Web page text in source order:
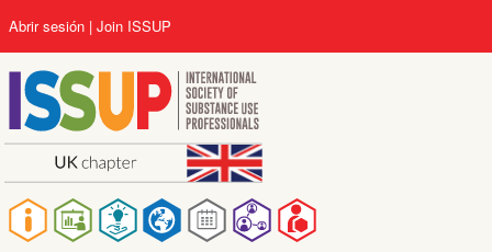
al
contenido
principal
Main
navigation
User
account
menu
Abrir sesión Join ISSUP